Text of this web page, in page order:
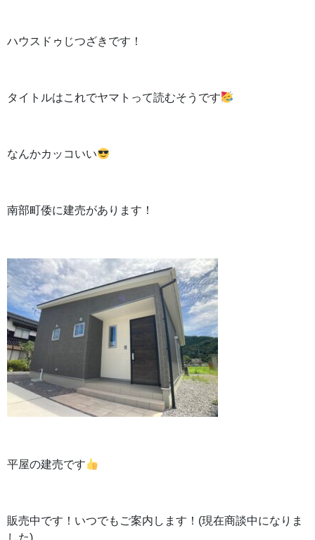
ハウスドゥじつざきです！
タイトルはこれでヤマトって読むそうです
なんかカッコいい
南部町倭に建売があります！
平屋の建売です
販売中です！いつでもご案内します！(現在商談中になりま